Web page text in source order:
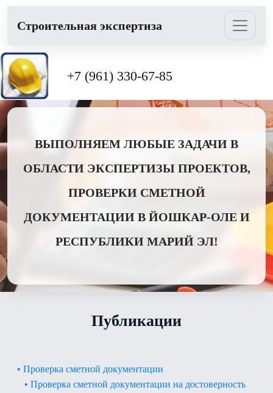
Cтроительная экспертиза
+7 (961) 330-67-85
ВЫПОЛНЯЕМ ЛЮБЫЕ ЗАДАЧИ В
ОБЛАСТИ ЭКСПЕРТИЗЫ ПРОЕКТОВ,
ПРОВЕРКИ СМЕТНОЙ
ДОКУМЕНТАЦИИ В ЙОШКАР-ОЛЕ И
РЕСПУБЛИКИ МАРИЙ ЭЛ!
Публикации
• Проверка сметной документации
• Проверка сметной документации на достоверность